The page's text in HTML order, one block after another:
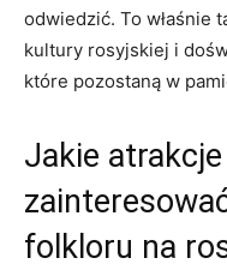
odwiedzić. ‌To właśnie​
kultury‍ rosyjskiej i​
które pozostaną w‍
Jakie
folkloru na